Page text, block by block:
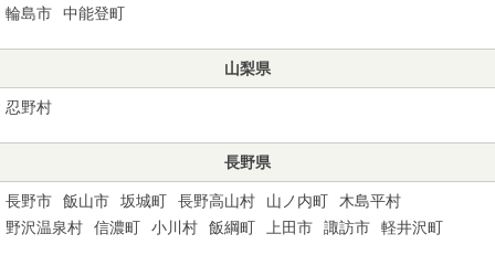
輪島市 中能登町
山梨県
忍野村
長野県
長野市 飯山市 坂城町 長野高山村 山ノ内町
木島平村
野沢温泉村
信濃町 小川村 飯綱町 上田市 諏訪市 軽井沢町